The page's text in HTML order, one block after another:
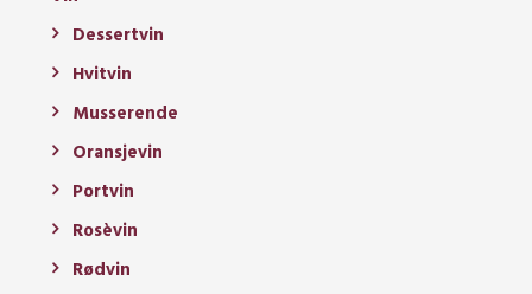
Dessertvin
Hvitvin
Musserende
Oransjevin
Portvin
Rosèvin
Rødvin